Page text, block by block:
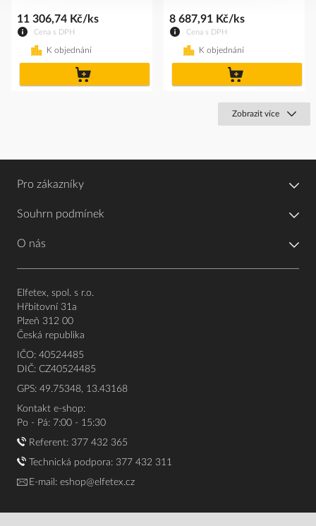
Cena s DPH
11 306,74 Kč/ks
K objednání
Cena s DPH
8 687,91 Kč/ks
K objednání
Zobrazit více
Pro zákazníky
Souhrn podmínek
O nás
Elfetex, spol. s r.o.
Hřbitovní 31a
Plzeň 312 00
Česká republika
IČO: 40524485
DIČ: CZ40524485
GPS: 49.75348, 13.43168
Kontakt e-shop:
Po - Pá: 7:00 - 15:30
Referent: 377 432 365
Technická podpora: 377 432 311
E-mail: eshop@elfetex.cz